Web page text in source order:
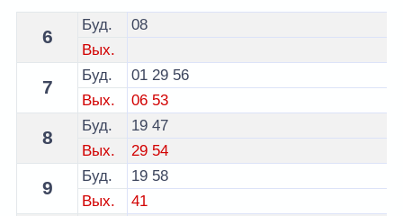
Расписание 8 автобуса Гродно - остановка Городской
6
Буд.
08
Вых.
7
Буд. 01 29 56
Вых.
06 53
8
Буд. 19 47
Вых.
29 54
9
Буд. 19 58
Вых.
41